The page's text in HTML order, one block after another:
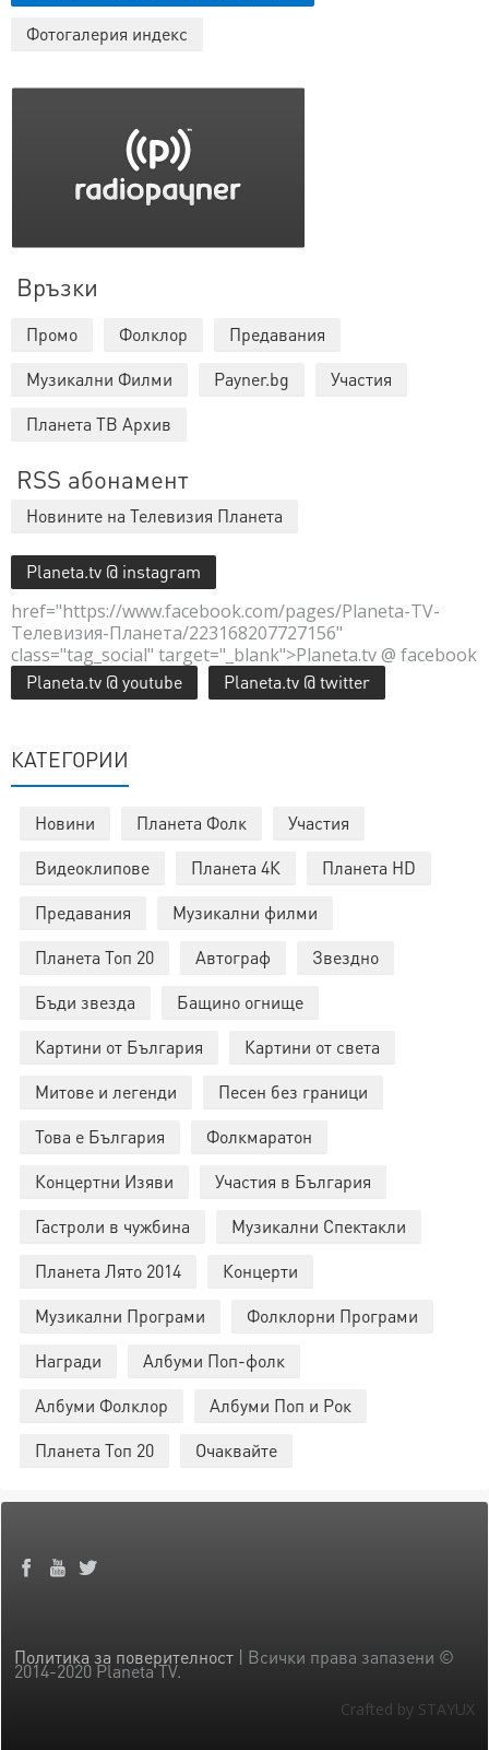
Фотогалерия индекс
Връзки
Промо Фолклор
Предавания
Музикални Филми
Payner.bg
Участия
Планета ТВ Архив
RSS абонамент
Новините на Телевизия Планета
Planeta.tv @ instagram
href="https://www.facebook.com/pages/Planeta-TV-
Телевизия-Планета/223168207727156"
class="tag_social" target="_blank">Planeta.tv @ facebook
Planeta.tv @ youtube Planeta.tv @ twitter
КАТЕГОРИИ
Новини Планета Фолк
Участия
Видеоклипове
Планета 4К
Планета HD
Предавания
Музикални филми
Планета Топ 20
Автограф
Звездно
Бъди звезда
Бащино огнище
Картини от България
Картини от света
Митове и легенди
Песен без граници
Това е България
Фолкмаратон
Концертни Изяви
Участия в България
Гастроли в чужбина
Музикални Спектакли
Планета Лято 2014
Концерти
Музикални Програми
Фолклорни Програми
Награди
Албуми Поп-фолк
Албуми Фолклор
Албуми Поп и Рок
Планета Топ 20
Очаквайте
Политика за поверителност | Всички права запазени ©
2014-2020 Planeta TV.
Crafted by STAYUX